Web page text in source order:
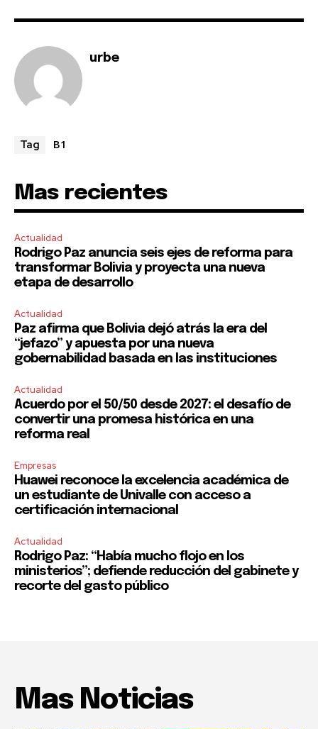
urbe
Tag B1
Mas recientes
Actualidad
Rodrigo Paz anuncia seis ejes de reforma para
transformar Bolivia y proyecta una nueva
etapa de desarrollo
Actualidad
Paz afirma que Bolivia dejó atrás la era del
“jefazo” y apuesta por una nueva
gobernabilidad basada en las instituciones
Actualidad
Acuerdo por el 50/50 desde 2027: el desafío de
convertir una promesa histórica en una
reforma real
Empresas
Huawei reconoce la excelencia académica de
un estudiante de Univalle con acceso a
certificación internacional
Actualidad
Rodrigo Paz: “Había mucho flojo en los
ministerios”; defiende reducción del gabinete y
recorte del gasto público
Mas Noticias